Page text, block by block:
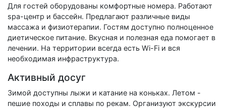
Для гостей оборудованы комфортные номера. Работают
spa-центр и бассейн. Предлагают различные виды
массажа и физиотерапии. Гостям доступно полноценное
диетическое питание. Вкусная и полезная еда помогает в
лечении. На территории всегда есть Wi-Fi и вся
необходимая инфраструктура.
Активный досуг
Зимой доступны лыжи и катание на коньках. Летом -
пешие походы и сплавы по рекам. Организуют экскурсии